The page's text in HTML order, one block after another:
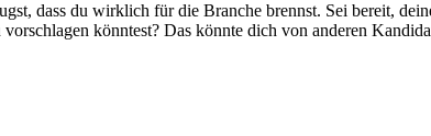
dass du wirklich für die Branche brennst. Sei bereit,
könntest? Das könnte dich von anderen